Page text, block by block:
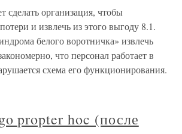
сделать организация, чтобы
и извлечь из этого выгоду 8.1.
белого воротничка» извлечь
что персонал работает в
схема его функционирования.
propter hoc (после